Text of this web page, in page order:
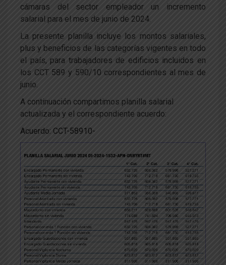
cámaras del sector empleador un incremento
salarial para el mes de junio de 2024.
La presente planilla incluye los montos salariales,
plus y beneficios de las categorías vigentes en todo
el país, para trabajadores de edificios incluidos en
los CCT 589 y 590/10 correspondientes al mes de
junio.
A continuación compartimos planilla salarial
actualizada y el correspondiente acuerdo:
Acuerdo: CCT-58910-